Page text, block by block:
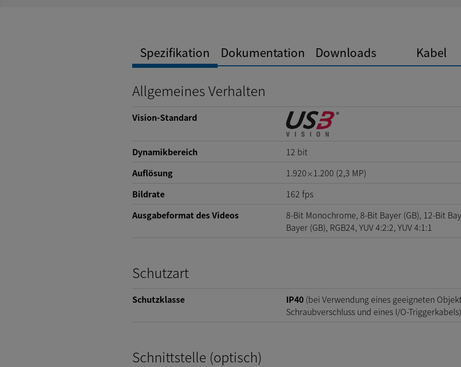
Spezifikation Dokumentation Downloads Kabel
Allgemeines Verhalten
Vision-Standard
Dynamikbereich 12 bit
Auflösung
1.920×1.200 (2,3 MP)
Bildrate
162 fps
Ausgabeformat des Videos
8-Bit Monochrome, 8-Bit Bayer (GB), 12-Bit
Bayer (GB), RGB24, YUV 4:2:2, YUV 4:1:1
Schutzart
Schutzklasse IP40(bei Verwendung eines geeigneten
Schraubverschluss und eines I/O-Triggerkabels)
Schnittstelle (optisch)